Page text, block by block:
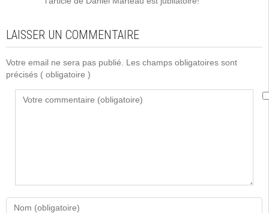
LAISSER UN COMMENTAIRE
Votre email ne sera pas publié. Les champs obligatoires sont
précisés ( obligatoire )